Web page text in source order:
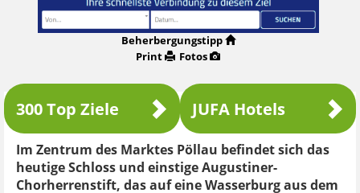
Beherbergungstipp
Print
Fotos
300 Top Ziele JUFA Hotels
Im Zentrum des Marktes Pöllau befindet sich das
heutige Schloss und einstige Augustiner-
Chorherrenstift, das auf eine Wasserburg aus dem